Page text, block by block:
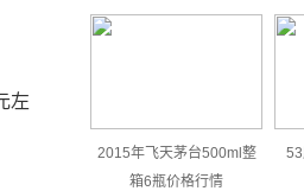
左
2015年飞天茅台500ml整
箱6瓶价格行情